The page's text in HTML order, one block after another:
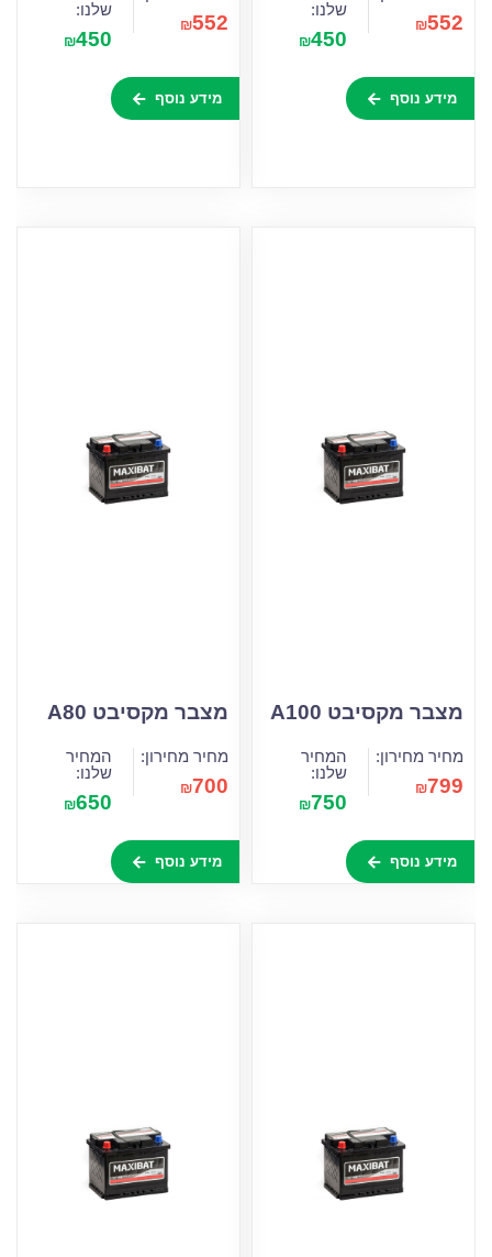
₪552
שלנו:
₪450
מידע נוסף
₪552
שלנו:
₪450
מידע נוסף
מצבר מקסיבט A100
מחיר מחירון:
₪799
המחיר
שלנו:
₪750
מידע נוסף
מצבר מקסיבט A80
מחיר מחירון:
₪700
המחיר
שלנו:
₪650
מידע נוסף